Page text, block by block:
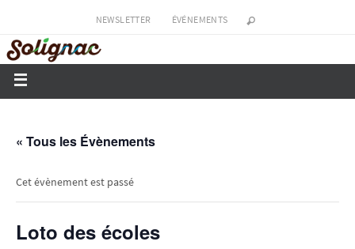
NEWSLETTER ÉVÉNEMENTS
« Tous les Évènements
Cet évènement est passé
Loto des écoles